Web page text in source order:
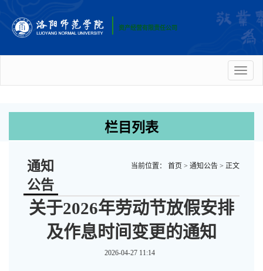
资产经营有限责任公司
栏目列表
通知
公告
当前位置： 首页 > 通知公告 > 正文
关于2026年劳动节放假安排
及作息时间变更的通知
2026-04-27 11:14